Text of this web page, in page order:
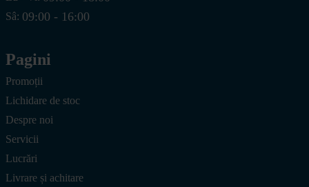
Sâ: 09:00 - 16:00
Pagini
Promoții
Lichidare de stoc
Despre noi
Servicii
Lucrări
Livrare și achitare